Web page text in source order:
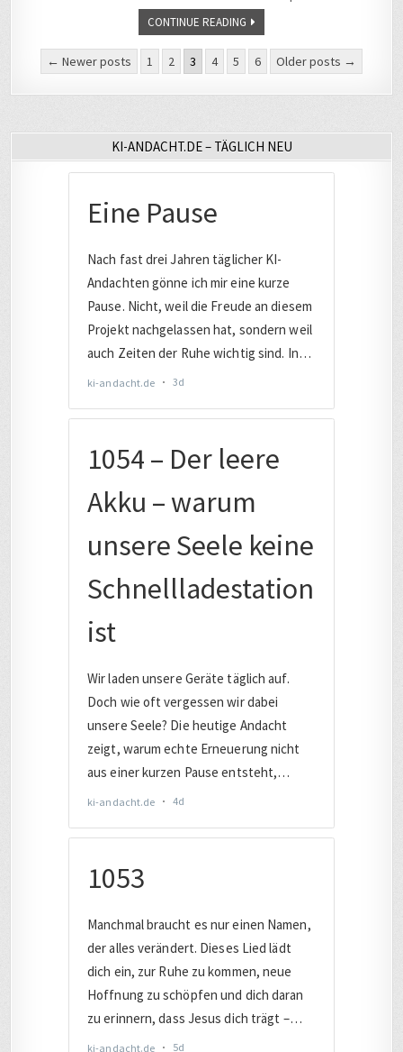
CONTINUE READING
Seitennummerierung
der
← Newer posts 1 2 3 4 5 6 Older posts →
KI-ANDACHT.DE – TÄGLICH NEU